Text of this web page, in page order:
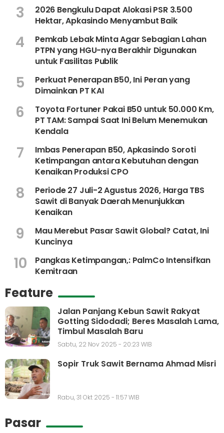
3
2026 Bengkulu Dapat Alokasi PSR 3.500
Hektar, Apkasindo Menyambut Baik
4
Pemkab Lebak Minta Agar Sebagian Lahan
PTPN yang HGU-nya Berakhir Digunakan
untuk Fasilitas Publik
5
Perkuat Penerapan B50, Ini Peran yang
Dimainkan PT KAI
6
Toyota Fortuner Pakai B50 untuk 50.000 Km,
PT TAM: Sampai Saat Ini Belum Menemukan
Kendala
7
Imbas Penerapan B50, Apkasindo Soroti
Ketimpangan antara Kebutuhan dengan
Kenaikan Produksi CPO
8
Periode 27 Juli-2 Agustus 2026, Harga TBS
Sawit di Banyak Daerah Menunjukkan
Kenaikan
9
Mau Merebut Pasar Sawit Global? Catat, Ini
Kuncinya
10
Pangkas Ketimpangan,: PalmCo Intensifkan
Kemitraan
Feature
Jalan Panjang Kebun Sawit Rakyat
Gotting Sidodadi; Beres Masalah Lama,
Timbul Masalah Baru
Sabtu, 22 Nov 2025 - 20:23 WIB
Sopir Truk Sawit Bernama Ahmad Misri
Rabu, 31 Okt 2025 - 11:57 WIB
Pasar